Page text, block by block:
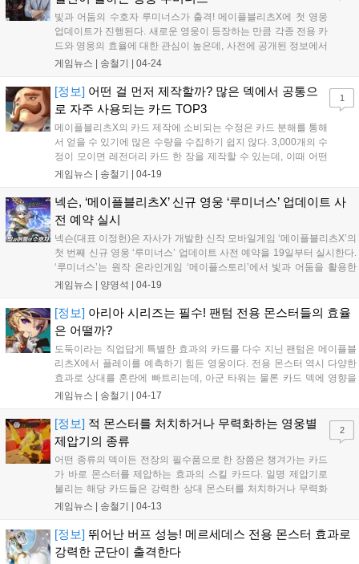
빛과 어둠의 수호자 루미너스가 출격! 메이플블리츠X에 첫 영웅
업데이트가 진행된다. 새로운 영웅이 등장하는 만큼 각종 전용 카
드와 영웅의 효율에 대한 관심이 높은데, 사전에 공개된 정보에서
는 지금까지 볼 수 없었던 개념의 카드 효과와 새로운 방식의 플...
게임뉴스 | 송철기 04-24
[정보] 어떤 걸 먼저 제작할까? 많은 덱에서 공통으
로 자주 사용되는 카드 TOP3
메이플블리츠X의 카드 제작에 소비되는 수정은 카드 분해를 통해
서 얻을 수 있기에 많은 수량을 수집하기 쉽지 않다. 3,000개의 수
정이 모이면 레전더리 카드 한 장을 제작할 수 있는데, 이때 어떤
카드 제작을 위해 그동안 소중히 모아온 수정을 소비해야...
게임뉴스 | 송철기 04-19
1
넥슨, ‘메이플블리츠X’ 신규 영웅 ‘루미너스’ 업데이트 사
전 예약 실시
넥슨(대표 이정헌)은 자사가 개발한 신작 모바일게임 ‘메이플블리츠X’의
첫 번째 신규 영웅 ‘루미너스’ 업데이트 사전 예약을 19일부터 실시한다.
‘루미너스’는 원작 온라인게임 ‘메이플스토리’에서 빛과 어둠을 활용한
강력한 마법을 사용하는 인기 캐릭터...
게임뉴스 | 양영석 04-19
[정보] 아리아 시리즈는 필수! 팬텀 전용 몬스터들의 효율
은 어떨까?
도둑이라는 직업답게 특별한 효과의 카드를 다수 지닌 팬텀은 메이플블
리츠X에서 플레이를 예측하기 힘든 영웅이다. 전용 몬스터 역시 다양한
효과로 상대를 혼란에 빠트리는데, 아군 타워는 물론 카드 덱에 영향을
미치면서 상대의 빈틈을 파고든다. 해당 몬스터...
게임뉴스 | 송철기 04-17
[정보] 적 몬스터를 처치하거나 무력화하는 영웅별
제압기의 종류
어떤 종류의 덱이든 전장의 필수품으로 한 장쯤은 챙겨가는 카드
가 바로 몬스터를 제압하는 효과의 스킬 카드다. 일명 제압기로
불리는 해당 카드들은 강력한 상대 몬스터를 처치하거나 무력화
시켜서 위기를 극복하고, 경기의 주도권을 가져오는 성능을 가진
게임뉴스 | 송철기 04-13
2
[정보] 뛰어난 버프 성능! 메르세데스 전용 몬스터 효과로
강력한 군단이 출격한다